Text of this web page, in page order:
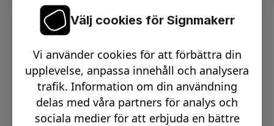
Våra kontor
Karriär & Partnerskap
Bli återförsäljare & partner
Välj cookies för Signmakerr
Vi använder cookies för att förbättra din
upplevelse, anpassa innehåll och analysera
trafik. Information om din användning
delas med våra partners för analys och
sociala medier för att erbjuda en bättre